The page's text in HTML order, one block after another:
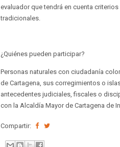
evaluador que tendrá en cuenta
tradicionales.
¿Quiénes pueden participar?
Personas naturales con ciudadanía
de Cartagena, sus corregimientos o
antecedentes judiciales, fiscales o
con la Alcaldía Mayor de Cartagena de
Compartir: